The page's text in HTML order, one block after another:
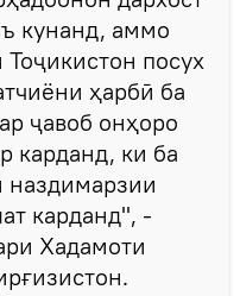
кунанд, аммо
посух
ҳарбӣ ба
ҷавоб онҳоро
карданд, ки ба
карданд", -
Хадамоти